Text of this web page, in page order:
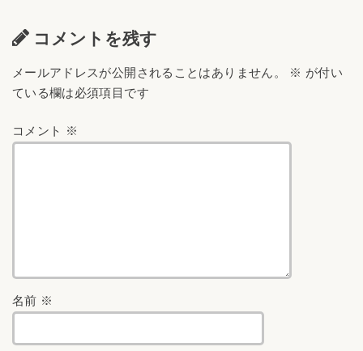
コメントを残す
メールアドレスが公開されることはありません。 ※ が付い
ている欄は必須項目です
コメント ※
名前 ※